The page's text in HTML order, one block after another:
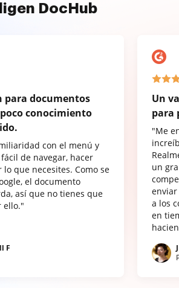
DocHub
para documentos
conocimiento
con el menú y
de navegar, hacer
que necesites. Como se
el documento
así que no tienes que
ello."
F
Un
para
"Me
un
a los
en